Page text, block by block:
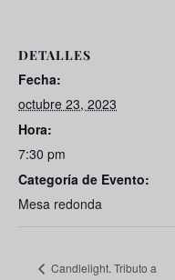
DETALLES
Fecha:
octubre 23, 2023
Hora:
7:30 pm
Categoría de Evento:
Mesa redonda
Candlelight. Tributo a